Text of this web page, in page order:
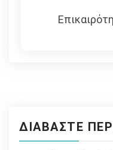
ΔΙΑΒΆΣΤΕ